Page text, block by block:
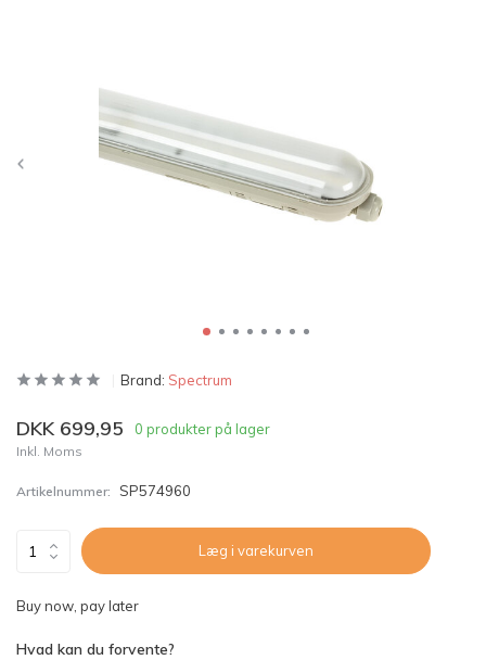
Brand: Spectrum
DKK 699,95 0 produkter på lager
Inkl. Moms
Artikelnummer: SP574960
Læg i varekurven
Buy now, pay later
Hvad kan du forvente?